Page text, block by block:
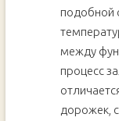
подобной
между
процесс
дорожек,